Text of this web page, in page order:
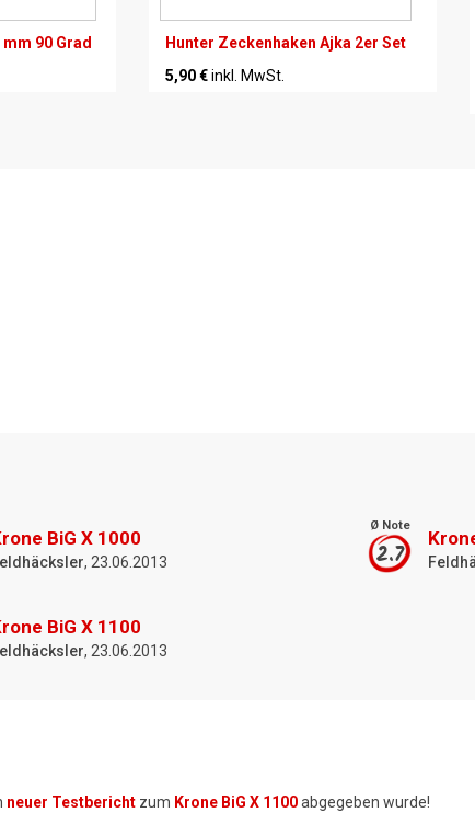
90 Grad
Hunter Zeckenhaken Ajka 2er Set
5,90 €inkl. MwSt.
BiG X 1000
, 23.06.2013
Ø Note
2.7
BiG X 1100
, 23.06.2013
neuer Testbericht zum Krone BiG X 1100abgegeben wurde!